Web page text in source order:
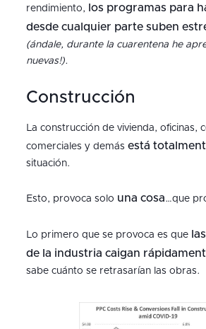
rendimiento,
los programas para
desde cualquier parte suben
(ándale, durante la cuarentena he
nuevas!).
Construcción
La construcción de vivienda, oficinas,
comerciales y demás está
situación.
Esto, provoca solo una cosa…que
Lo primero que se provoca es quelas
de la industria caigan
sabe cuánto se retrasarían las obras.